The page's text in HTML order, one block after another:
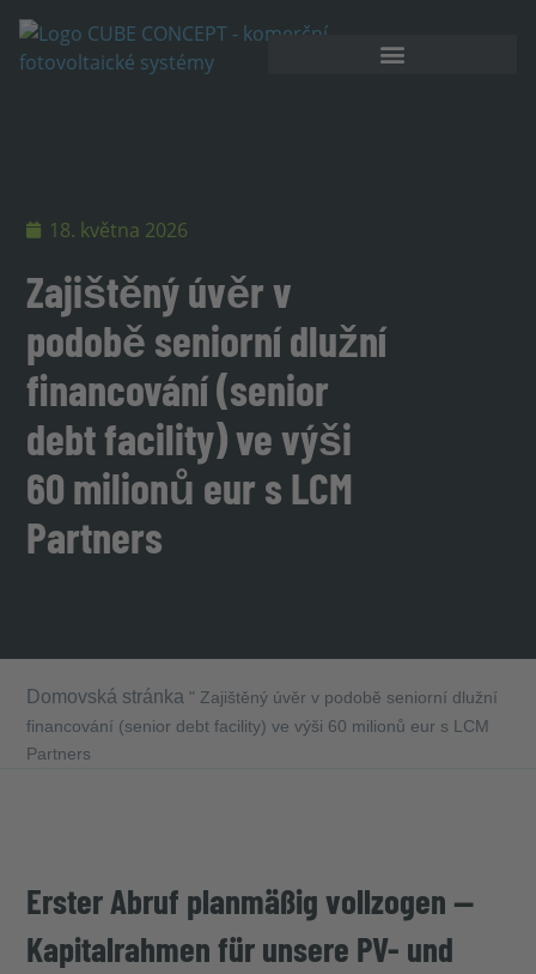
18. května 2026
Zajištěný úvěr v
podobě seniorní dlužní
financování (senior
debt facility) ve výši
60 milionů eur s LCM
Partners
Domovská stránka " Zajištěný úvěr v podobě seniorní dlužní
financování (senior debt facility) ve výši 60 milionů eur s LCM
Partners
Erster Abruf planmäßig vollzogen —
Kapitalrahmen für unsere PV- und